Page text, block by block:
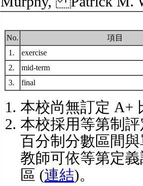
No.
項目
1.
exercise
2.
mid-term
3.
final
本校尚無訂定 A+
本校採用等第制
百分制分數區間
教師可依等第定
區 (連結)。